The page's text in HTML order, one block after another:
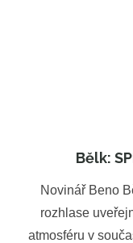
Bělk:
Novinář Beno
rozhlase
atmosféru v